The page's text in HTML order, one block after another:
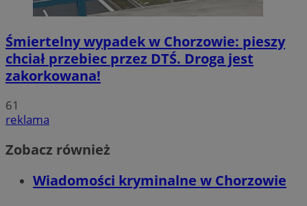
Śmiertelny wypadek w Chorzowie: pieszy
chciał przebiec przez DTŚ. Droga jest
zakorkowana!
61
reklama
Zobacz również
Wiadomości kryminalne w Chorzowie